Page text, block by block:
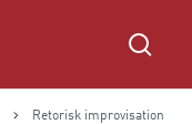
Retorisk improvisation